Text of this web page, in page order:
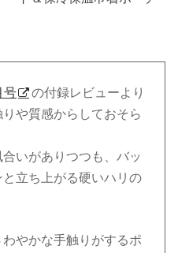
号
の付録レビューより
や質感からしておそら
いがありつつも、バッ
立ち上がる硬いハリの
やかな手触りがするポ